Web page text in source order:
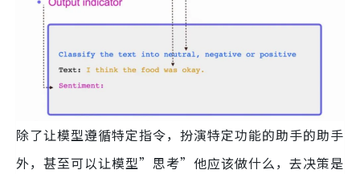
除了让模型遵循特定指令，扮演特定功能的助手的助手
外，甚至可以让模型”思考”他应该做什么，去决策是